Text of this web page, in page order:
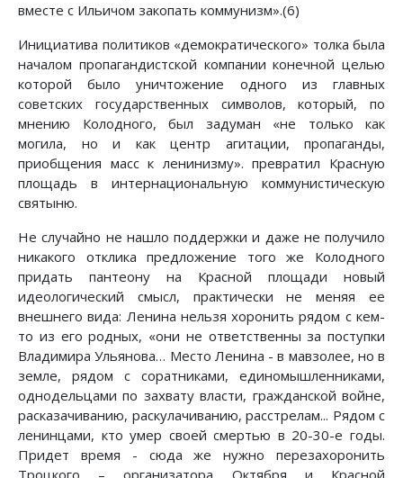
вместе с Ильичом закопать коммунизм».(6)
Инициатива политиков «демократического» толка была
началом пропагандистской компании конечной целью
которой было уничтожение одного из главных
советских государственных символов, который, по
мнению Колодного, был задуман «не только как
могила, но и как центр агитации, пропаганды,
приобщения масс к ленинизму». превратил Красную
площадь в интернациональную коммунистическую
святыню.
Не случайно не нашло поддержки и даже не получило
никакого отклика предложение того же Колодного
придать пантеону на Красной площади новый
идеологический смысл, практически не меняя ее
внешнего вида: Ленина нельзя хоронить рядом с кем-
то из его родных, «они не ответственны за поступки
Владимира Ульянова… Место Ленина - в мавзолее, но в
земле, рядом с соратниками, единомышленниками,
однодельцами по захвату власти, гражданской войне,
расказачиванию, раскулачиванию, расстрелам... Рядом с
ленинцами, кто умер своей смертью в 20-30-е годы.
Придет время - сюда же нужно перезахоронить